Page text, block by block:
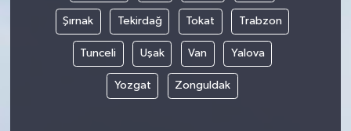
Şırnak Tekirdağ Tokat Trabzon
Tunceli Uşak Van Yalova
Yozgat Zonguldak